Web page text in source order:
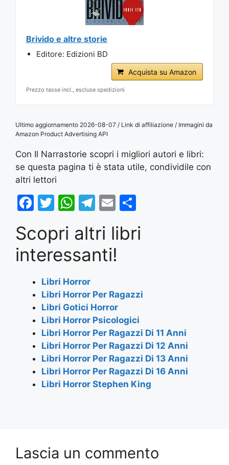
Brivido e altre storie
Editore: Edizioni BD
Acquista su Amazon
Prezzo tasse incl., escluse spedizioni
Ultimo aggiornamento 2026-08-07 / Link di affiliazione / Immagini da
Amazon Product Advertising API
Con Il Narrastorie scopri i migliori autori e libri:
se questa pagina ti è stata utile, condividile con
altri lettori
F
c
e
b
o
o
k
T
itt
er
W
at
s
A
p
p
T
e
gr
a
E
ai
l
ar
Scopri altri libri
interessanti!
Libri Horror
Libri Horror Per Ragazzi
Libri Gotici Horror
Libri Horror Psicologici
Libri Horror Per Ragazzi Di 11 Anni
Libri Horror Per Ragazzi Di 12 Anni
Libri Horror Per Ragazzi Di 13 Anni
Libri Horror Per Ragazzi Di 16 Anni
Libri Horror Stephen King
Lascia un commento